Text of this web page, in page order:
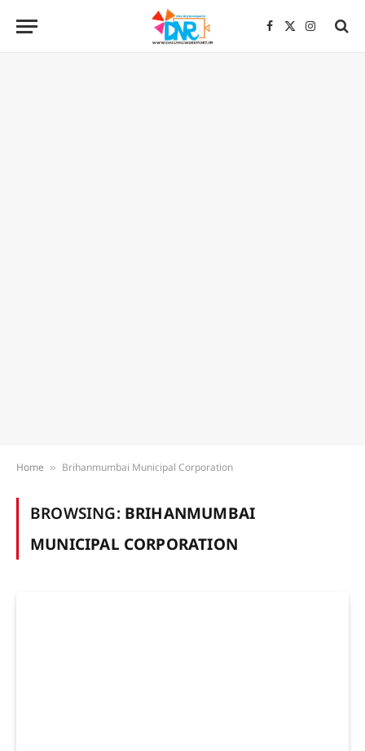
Facebook
X
Home » Brihanmumbai Municipal Corporation
BROWSING: BRIHANMUMBAI
MUNICIPAL CORPORATION